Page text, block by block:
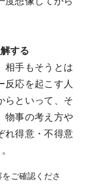
する
相手もそうとは
反応を起こす人
らといって、そ
物事の考え方や
れ得意・不得意
ご確認くださ